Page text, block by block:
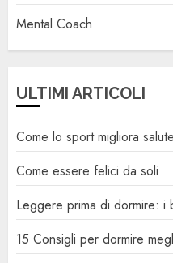
Mental Coach
ULTIMI ARTICOLI
Come lo sport migliora
Come essere felici da soli
Leggere prima di dormire: i
15 Consigli per dormire